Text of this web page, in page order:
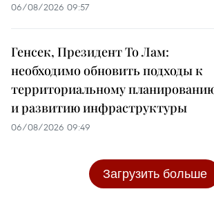
06/08/2026 09:57
Генсек, Президент То Лам:
необходимо обновить подходы к
территориальному
и развитию инфраструктуры
06/08/2026 09:49
Загрузить больше